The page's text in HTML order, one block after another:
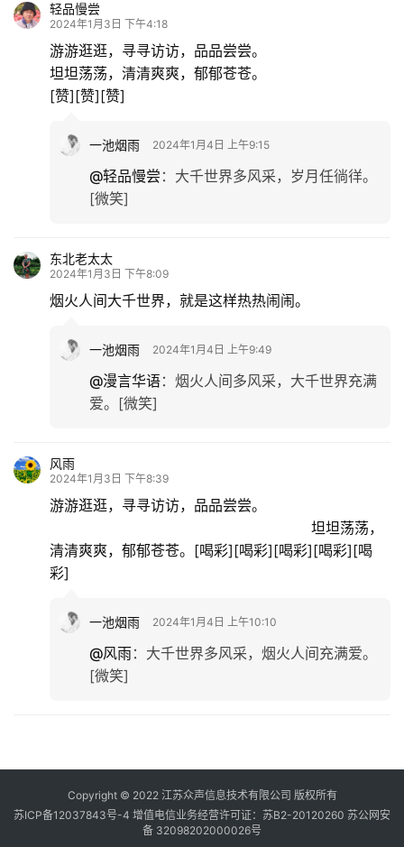
轻品慢尝
2024年1月3日 下午4:18
游游逛逛，寻寻访访，品品尝尝。
坦坦荡荡，清清爽爽，郁郁苍苍。
[赞][赞][赞]
一池烟雨 2024年1月4日 上午9:15
@轻品慢尝 ： 大千世界多风采，岁月任徜徉。
[微笑]
东北老太太
2024年1月3日 下午8:09
烟火人间大千世界，就是这样热热闹闹。
一池烟雨 2024年1月4日 上午9:49
@漫言华语： 烟火人间多风采，大千世界充满
爱。[微笑]
风雨
2024年1月3日 下午8:39
游游逛逛，寻寻访访，品品尝尝。
坦坦荡荡，
清清爽爽，郁郁苍苍。[喝彩][喝彩][喝彩][喝彩][喝
彩]
一池烟雨 2024年1月4日 上午10:10
@风雨： 大千世界多风采，烟火人间充满爱。
[微笑]
Copyright © 2022 江苏众声信息技术有限公司 版权所有
苏ICP备12037843号-4 增值电信业务经营许可证：苏B2-20120260 苏公网安
备 32098202000026号